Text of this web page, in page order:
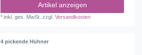
Artikel anzeigen
*inkl. ges. MwSt. zzgl.Versandkosten
4 pickende Hühner